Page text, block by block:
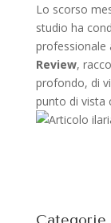
Lo scorso
studio ha
professionale
Review,
profondo, di
punto di vista